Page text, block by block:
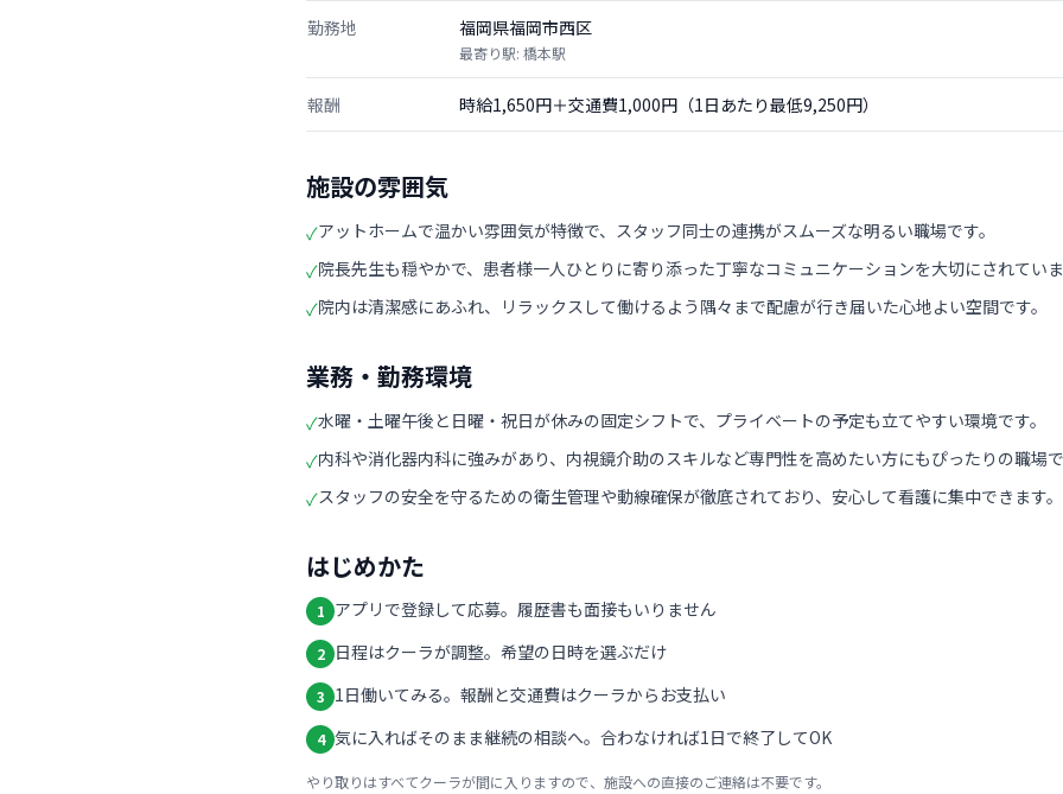
勤務地 福岡県福岡市西区
最寄り駅: 橋本駅
報酬 時給1,650円＋交通費1,000円（1日あたり最低9,250円）
施設の雰囲気
✓アットホームで温かい雰囲気が特徴で、スタッフ同士の連携がスムーズな明るい職場です。
✓院長先生も穏やかで、患者様一人ひとりに寄り添った丁寧なコミュニケーションを大切にされていま
✓院内は清潔感にあふれ、リラックスして働けるよう隅々まで配慮が行き届いた心地よい空間です。
業務・勤務環境
✓水曜・土曜午後と日曜・祝日が休みの固定シフトで、プライベートの予定も立てやすい環境です。
✓内科や消化器内科に強みがあり、内視鏡介助のスキルなど専門性を高めたい方にもぴったりの職場で
✓スタッフの安全を守るための衛生管理や動線確保が徹底されており、安心して看護に集中できます。
はじめかた
1 アプリで登録して応募。履歴書も面接もいりません
2 日程はクーラが調整。希望の日時を選ぶだけ
3 1日働いてみる。報酬と交通費はクーラからお支払い
4 気に入ればそのまま継続の相談へ。合わなければ1日で終了してOK
やり取りはすべてクーラが間に入りますので、施設への直接のご連絡は不要です。